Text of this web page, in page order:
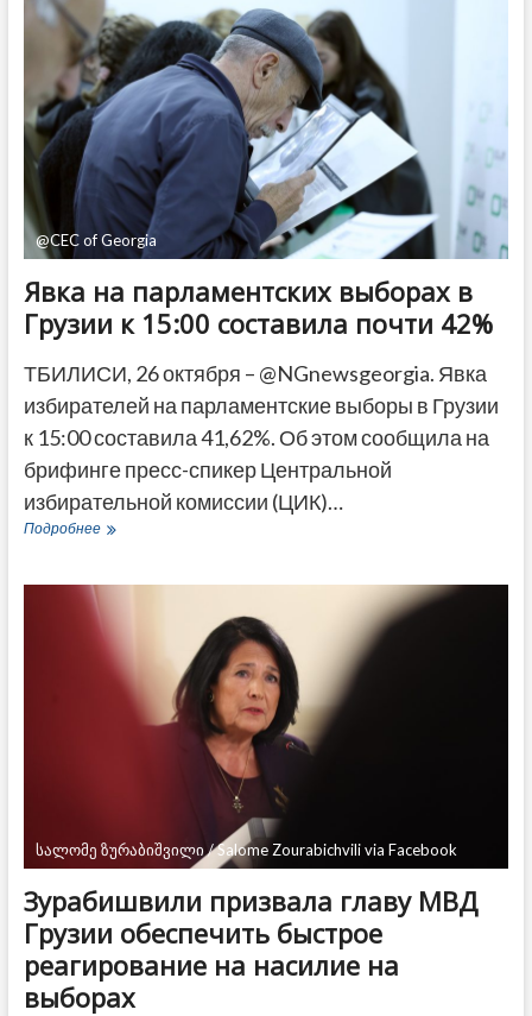
за
драки
на
участках
на
оппозицию
@CEC of Georgia
Явка на парламентских выборах в
Грузии к 15:00 составила почти 42%
ТБИЛИСИ, 26 октября – @NGnewsgeorgia. Явка
избирателей на парламентские выборы в Грузии
к 15:00 составила 41,62%. Об этом сообщила на
брифинге пресс-спикер Центральной
избирательной комиссии (ЦИК)…
ПодробнееЯвка
Грузии
15:00
составила
სალომე ზურაბიშვილი / Salome Zourabichvili via Facebook
Зурабишвили призвала главу МВД
Грузии обеспечить быстрое
реагирование на насилие на
выборах